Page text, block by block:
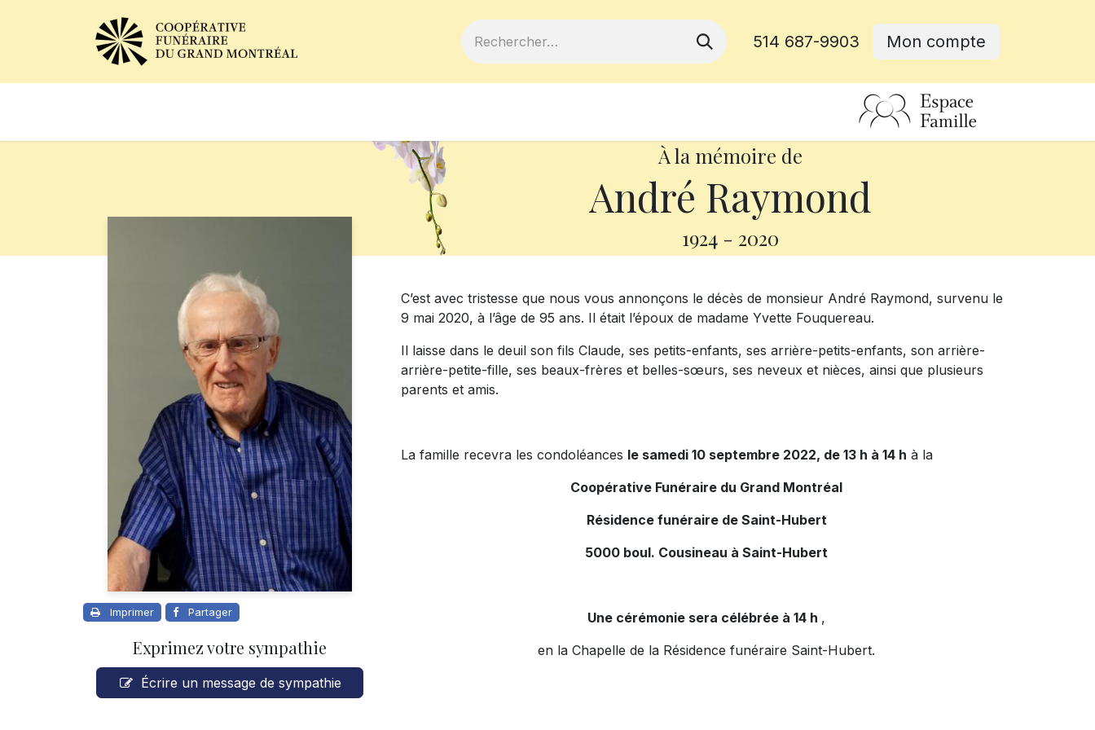
514 687-9903 Mon compte
À la mémoire de
André Raymond
1924 - 2020
Imprimer Partager
Exprimez votre sympathie
Écrire un message de sympathie
C’est avec tristesse que nous vous annonçons le décès de monsieur André Raymond, survenu le
9 mai 2020, à l’âge de 95 ans. Il était l’époux de madame Yvette Fouquereau.
Il laisse dans le deuil son fils Claude, ses petits-enfants, ses arrière-petits-enfants, son arrière-
arrière-petite-fille, ses beaux-frères et belles-sœurs, ses neveux et nièces, ainsi que plusieurs
parents et amis.
La famille recevra les condoléances le samedi 10 septembre 2022, de 13 h à 14 h à la
Coopérative Funéraire du Grand Montréal
Résidence funéraire de Saint-Hubert
5000 boul. Cousineau à Saint-Hubert
Une cérémonie sera célébrée à 14 h ,
en la Chapelle de la Résidence funéraire Saint-Hubert.